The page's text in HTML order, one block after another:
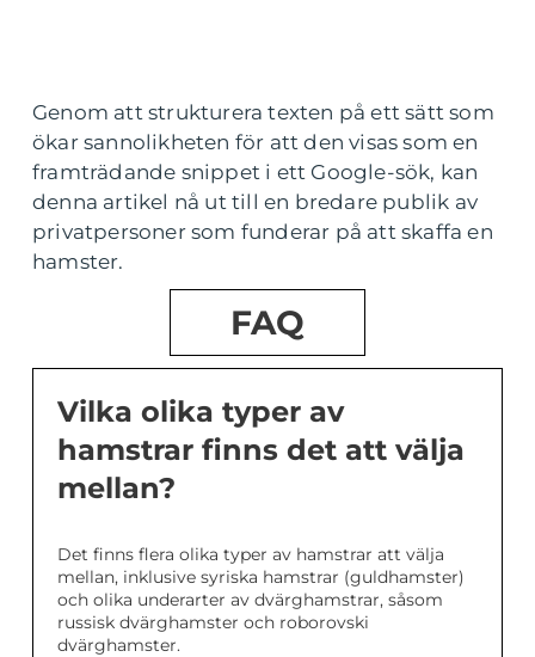
Genom att strukturera texten på ett sätt som
ökar sannolikheten för att den visas som en
framträdande snippet i ett Google-sök, kan
denna artikel nå ut till en bredare publik av
privatpersoner som funderar på att skaffa en
hamster.
FAQ
Vilka olika typer av
hamstrar finns det att välja
mellan?
Det finns flera olika typer av hamstrar att välja
mellan, inklusive syriska hamstrar (guldhamster)
och olika underarter av dvärghamstrar, såsom
russisk dvärghamster och roborovski
dvärghamster.